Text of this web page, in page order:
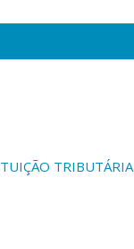
TRIBUTÁRIA